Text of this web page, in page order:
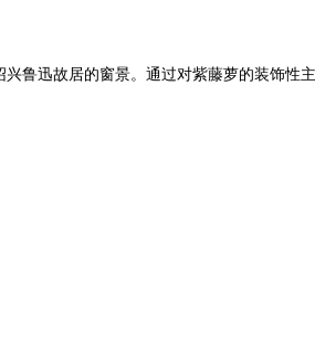
兴鲁迅故居的窗景。通过对紫藤萝的装饰性